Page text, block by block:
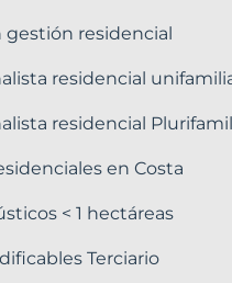
gestión residencial
residencial
residencial
en Costa
< 1 hectáreas
Terciario